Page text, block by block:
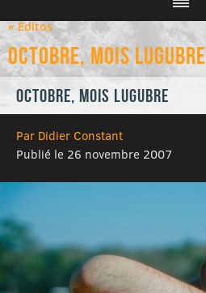
« Éditos
Octobre, mois lugubre
Octobre, mois lugubre
Par Didier Constant
Publié le 26 novembre 2007